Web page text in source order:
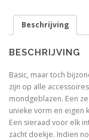
cm
aantal
Beschrijving
BESCHRIJVING
Basic, maar toch
zijn op alle
mondgeblazen. Een
unieke vorm en eigen
Een sieraad voor elk
zacht doekje. Indien